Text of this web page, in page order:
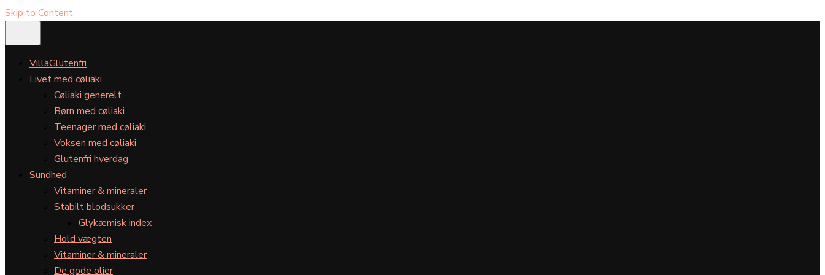
Skip to Content
VillaGlutenfri
Livet med cøliaki
Cøliaki generelt
Børn med cøliaki
Teenager med cøliaki
Voksen med cøliaki
Glutenfri hverdag
Sundhed
Vitaminer & mineraler
Stabilt blodsukker
Glykæmisk index
Hold vægten
Vitaminer & mineraler
De gode olier